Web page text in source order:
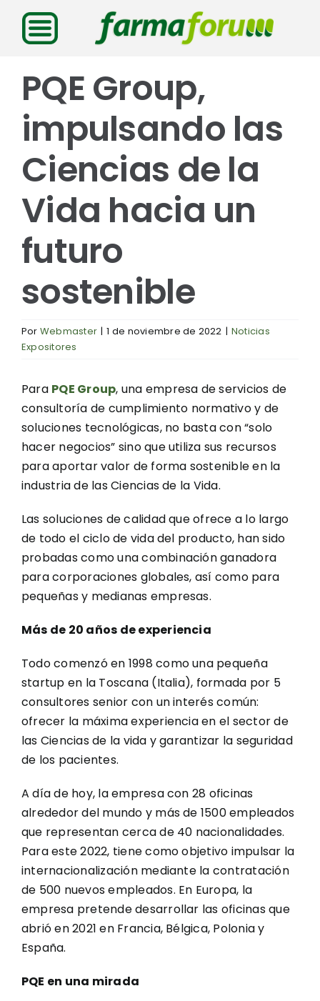
Saltar
contenido
PQE Group,
impulsando las
Ciencias de la
Vida hacia un
futuro
sostenible
Por Webmaster | 1 de noviembre de 2022 | Noticias
Expositores
Para PQE Group, una empresa de servicios de
consultoría de cumplimiento normativo y de
soluciones tecnológicas, no basta con “solo
hacer negocios” sino que utiliza sus recursos
para aportar valor de forma sostenible en la
industria de las Ciencias de la Vida.
Las soluciones de calidad que ofrece a lo largo
de todo el ciclo de vida del producto, han sido
probadas como una combinación ganadora
para corporaciones globales, así como para
pequeñas y medianas empresas.
Más de 20 años de experiencia
Todo comenzó en 1998 como una pequeña
startup en la Toscana (Italia), formada por 5
consultores senior con un interés común:
ofrecer la máxima experiencia en el sector de
las Ciencias de la vida y garantizar la seguridad
de los pacientes.
A día de hoy, la empresa con 28 oficinas
alrededor del mundo y más de 1500 empleados
que representan cerca de 40 nacionalidades.
Para este 2022, tiene como objetivo impulsar la
internacionalización mediante la contratación
de 500 nuevos empleados. En Europa, la
empresa pretende desarrollar las oficinas que
abrió en 2021 en Francia, Bélgica, Polonia y
España.
PQE en una mirada